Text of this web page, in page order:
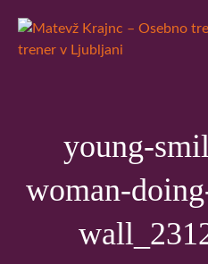
content
young-
woman-